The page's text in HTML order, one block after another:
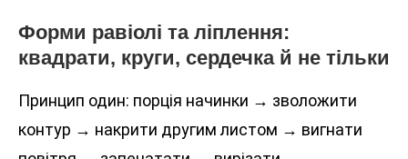
Форми равіолі та ліплення:
квадрати, круги, сердечка й не тільки
Принцип один: порція начинки → зволожити
контур → накрити другим листом → вигнати